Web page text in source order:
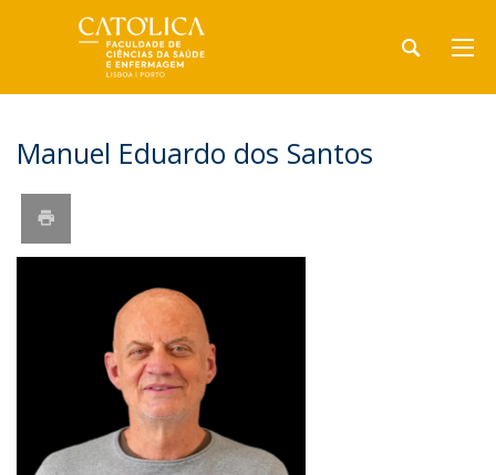
Manuel Eduardo dos Santos